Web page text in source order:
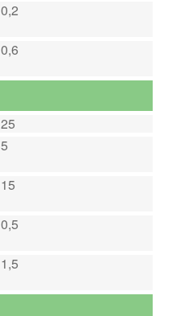
0,2
0,6
25
5
15
0,5
1,5